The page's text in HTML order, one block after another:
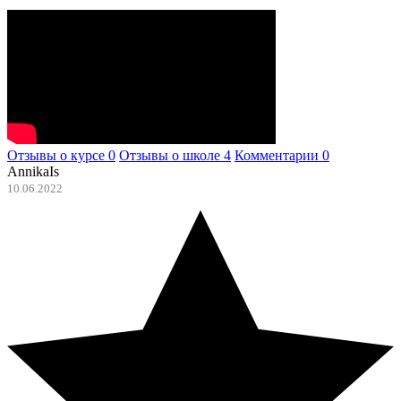
Отзывы о курсе 0 Отзывы о школе 4 Комментарии 0
AnnikaIs
10.06.2022